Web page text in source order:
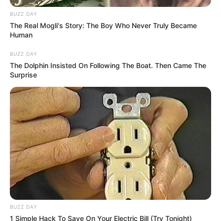
mondta a miniszterelnök, hozzátéve, hogy
szakszerű tárlatvezetést ugyan nem tud tartani, de
mivel ő már járt az épületben, tud mondani néhány
érdekességet.
BUZZ DAY
The Real Mogli's Story: The Boy Who Never Truly Became
Human
BUZZ DAY
The Dolphin Insisted On Following The Boat. Then Came The
Surprise
BUZZ DAY
1 Simple Hack To Save On Your Electric Bill (Try Tonight)